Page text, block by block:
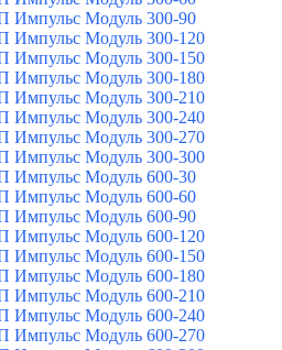
Импульс Модуль 300-90
Импульс Модуль 300-120
Импульс Модуль 300-150
Импульс Модуль 300-180
Импульс Модуль 300-210
Импульс Модуль 300-240
Импульс Модуль 300-270
Импульс Модуль 300-300
Импульс Модуль 600-30
Импульс Модуль 600-60
Импульс Модуль 600-90
Импульс Модуль 600-120
Импульс Модуль 600-150
Импульс Модуль 600-180
Импульс Модуль 600-210
Импульс Модуль 600-240
Импульс Модуль 600-270